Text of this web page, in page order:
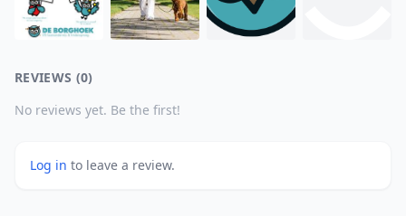
REVIEWS (0)
No reviews yet. Be the first!
Log in to leave a review.